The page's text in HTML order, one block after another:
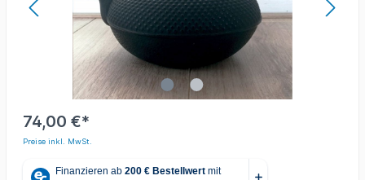
74,00 €*
Preise inkl. MwSt.